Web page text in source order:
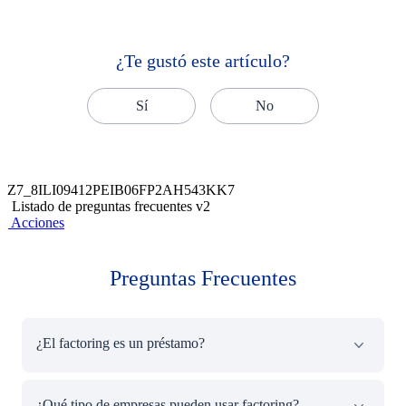
¿Te gustó este artículo?
Sí No
Z7_8ILI09412PEIB06FP2AH543KK7
Listado de preguntas frecuentes v2
Acciones
Preguntas Frecuentes
¿El factoring es un préstamo?